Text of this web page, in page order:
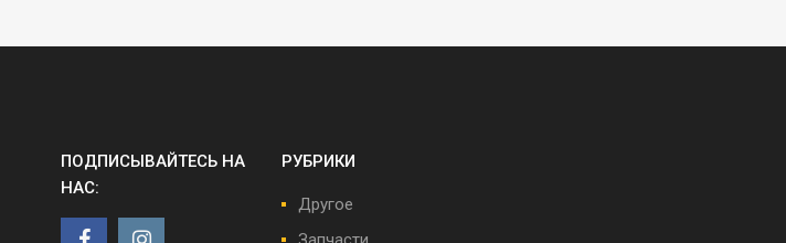
ПОДПИСЫВАЙТЕСЬ НА
НАС:
РУБРИКИ
Другое